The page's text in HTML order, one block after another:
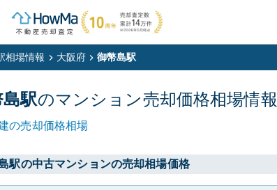
相場情報 大阪府 御幣島駅
島駅のマンション売却価格相場情報
の売却価格相場
駅の中古マンションの売却相場価格